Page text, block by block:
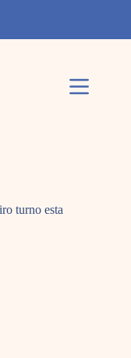
turno esta